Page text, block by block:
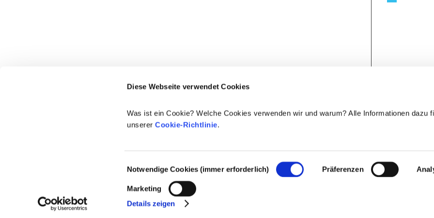
Diese Webseite verwendet Cookies
Was ist ein Cookie? Welche Cookies verwenden wir und warum? Alle Informationen dazu
unsererCookie-Richtlinie.
Notwendige Cookies (immer erforderlich) Präferenzen
Marketing
Details zeigen
© 2021-2026 - Cosmetics Europe Rechtlicher Hinweis